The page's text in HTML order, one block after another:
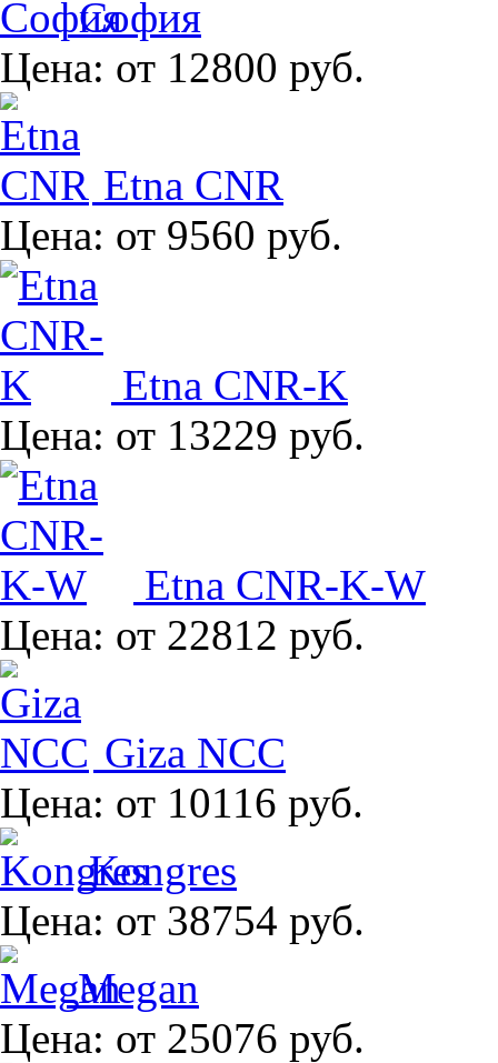
София
Цена: от 12800 руб.
Etna CNR
Цена: от 9560 руб.
Etna CNR-K
Цена: от 13229 руб.
Etna CNR-K-W
Цена: от 22812 руб.
Giza NCC
Цена: от 10116 руб.
Kongres
Цена: от 38754 руб.
Megan
Цена: от 25076 руб.